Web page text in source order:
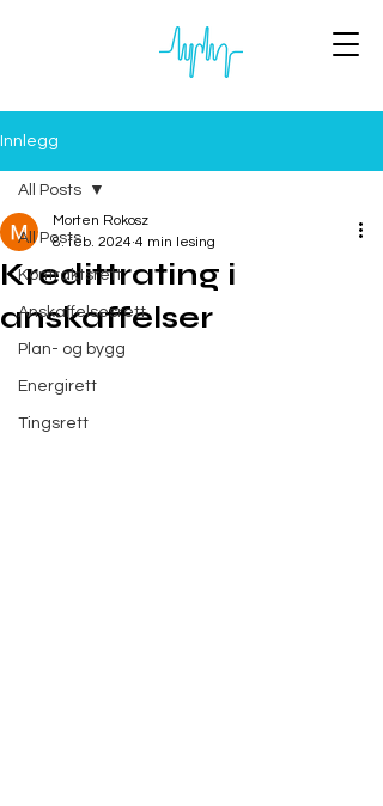
Innlegg
All Posts
Kontraktsrett
Anskaffelsesrett
Plan- og bygg
Energirett
Tingsrett
All Posts
Kredittrating i
anskaffelser
Morten Rokosz
8. feb. 2024 4 min lesing